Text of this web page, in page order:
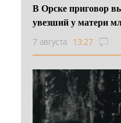
В Орске приговор
увезший у матери
7 августа 13:27